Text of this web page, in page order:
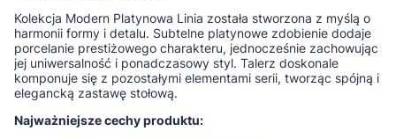
Kolekcja Modern Platynowa Linia została stworzona z myślą o
harmonii formy i detalu. Subtelne platynowe zdobienie dodaje
porcelanie prestiżowego charakteru, jednocześnie zachowując
jej uniwersalność i ponadczasowy styl. Talerz doskonale
komponuje się z pozostałymi elementami serii, tworząc spójną i
elegancką zastawę stołową.
Najważniejsze cechy produktu: